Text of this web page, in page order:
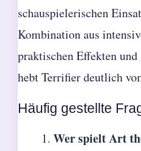
schauspielerischen
Kombination aus
praktischen Effekten
hebt Terrifier deutlich
Häufig gestellte
Wer spielt Art